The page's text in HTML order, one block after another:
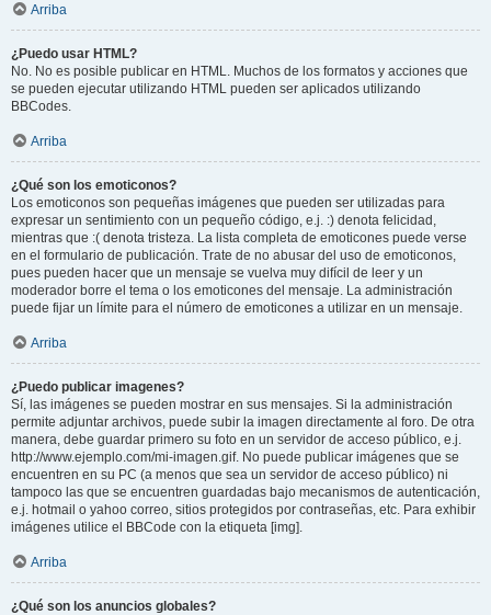
Arriba
¿Puedo usar HTML?
No. No es posible publicar en HTML. Muchos de los formatos y acciones que
se pueden ejecutar utilizando HTML pueden ser aplicados utilizando
BBCodes.
Arriba
¿Qué son los emoticonos?
Los emoticonos son pequeñas imágenes que pueden ser utilizadas para
expresar un sentimiento con un pequeño código, e.j. :) denota felicidad,
mientras que :( denota tristeza. La lista completa de emoticones puede verse
en el formulario de publicación. Trate de no abusar del uso de emoticonos,
pues pueden hacer que un mensaje se vuelva muy difícil de leer y un
moderador borre el tema o los emoticones del mensaje. La administración
puede fijar un límite para el número de emoticones a utilizar en un mensaje.
Arriba
¿Puedo publicar imagenes?
Sí, las imágenes se pueden mostrar en sus mensajes. Si la administración
permite adjuntar archivos, puede subir la imagen directamente al foro. De otra
manera, debe guardar primero su foto en un servidor de acceso público, e.j.
http://www.ejemplo.com/mi-imagen.gif. No puede publicar imágenes que se
encuentren en su PC (a menos que sea un servidor de acceso público) ni
tampoco las que se encuentren guardadas bajo mecanismos de autenticación,
e.j. hotmail o yahoo correo, sitios protegidos por contraseñas, etc. Para exhibir
imágenes utilice el BBCode con la etiqueta [img].
Arriba
¿Qué son los anuncios globales?